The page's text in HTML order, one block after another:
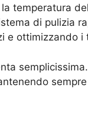
temperatura
di pulizia
e ottimizzando i